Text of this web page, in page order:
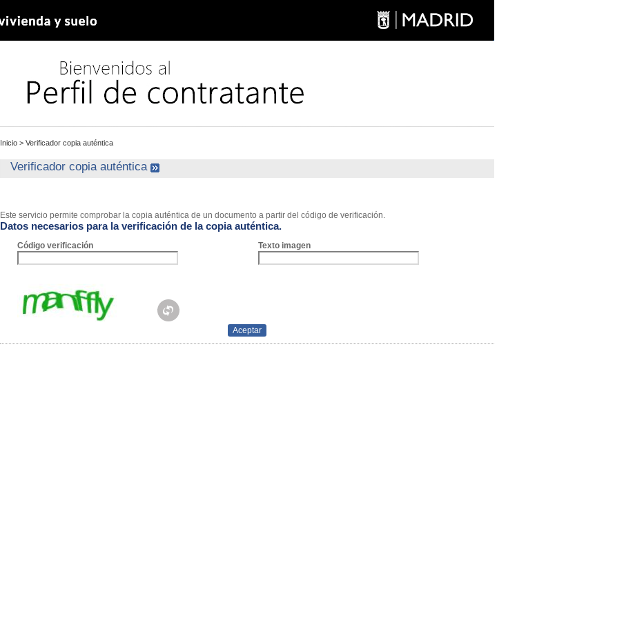
Inicio > Verificador copia auténtica
Verificador copia auténtica
Este servicio permite comprobar la copia auténtica de un documento a partir del código de verificación.
Datos necesarios para la verificación de la copia auténtica.
Código verificación Texto imagen